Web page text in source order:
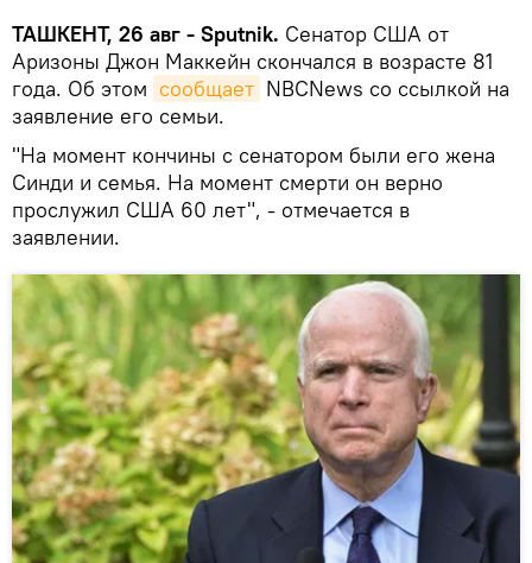
ТАШКЕНТ, 26 авг - Sputnik. Сенатор США от
Аризоны Джон Маккейн скончался в возрасте 81
года. Об этом сообщает NBCNews со ссылкой на
заявление его семьи.
"На момент кончины с сенатором были его жена
Синди и семья. На момент смерти он верно
прослужил США 60 лет", - отмечается в
заявлении.